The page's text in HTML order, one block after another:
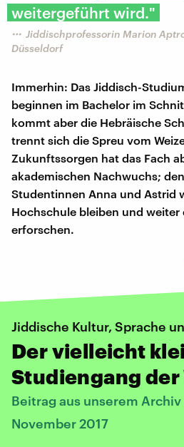
weitergeführt wird."
Jiddischprofessorin Marion
Düsseldorf
Immerhin: Das Jiddisch-
beginnen im Bachelor im
kommt aber die Hebräische
trennt sich die Spreu vom
Zukunftssorgen hat das Fach
akademischen Nachwuchs;
Studentinnen Anna und Astrid
Hochschule bleiben und
erforschen.
Jiddische Kultur, Sprache
Der vielleicht
Studiengang der
Beitrag aus unserem Archiv
November 2017